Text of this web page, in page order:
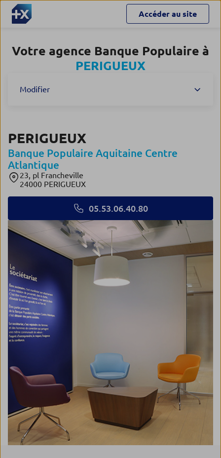
Accéder au site
Votre agence Banque Populaire à
PERIGUEUX
Modifier
PERIGUEUX
Banque Populaire Aquitaine Centre
Atlantique
23, pl Francheville
24000 PERIGUEUX
05.53.06.40.80